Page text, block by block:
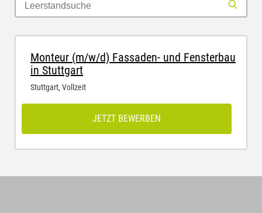
Monteur (m/w/d) Fassaden- und Fensterbau
in Stuttgart
Stuttgart, Vollzeit
JETZT BEWERBEN